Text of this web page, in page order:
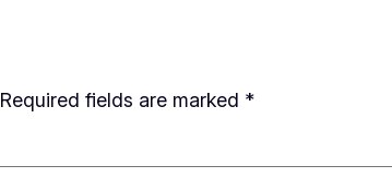
Required fields are marked *